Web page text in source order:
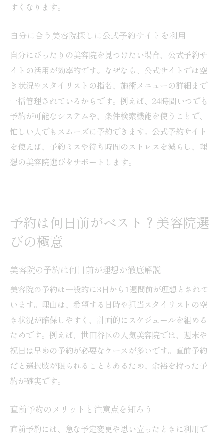
すくなります。
自分に合う美容院探しに公式予約サイトを利用
自分にぴったりの美容院を見つけたい場合、公式予約サ
イトの活用が効率的です。なぜなら、公式サイトでは空
き状況やスタイリストの指名、施術メニューの詳細まで
一括管理されているからです。例えば、24時間いつでも
予約が可能なシステムや、条件検索機能を使うことで、
忙しい人でもスムーズに予約できます。公式予約サイト
を使えば、予約ミスや待ち時間のストレスを減らし、理
想の美容院選びをサポートします。
予約は何日前がベスト？美容院選
びの極意
美容院の予約は何日前が理想か徹底解説
美容院の予約は一般的に3日から1週間前が理想とされて
います。理由は、希望する日時や担当スタイリストの空
き状況が確保しやすく、計画的にスケジュールを組める
ためです。例えば、世田谷区の人気美容院では、週末や
祝日は早めの予約が必要なケースが多いです。直前予約
だと選択肢が限られることもあるため、余裕を持った予
約が確実です。
直前予約のメリットと注意点を知ろう
直前予約には、急な予定変更や思い立ったときに利用で